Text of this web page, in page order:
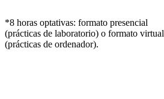
*8 horas optativas: formato presencial
(prácticas de laboratorio) o formato virtual
(prácticas de ordenador).